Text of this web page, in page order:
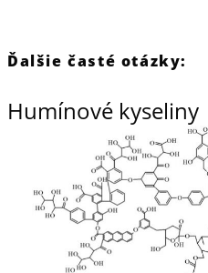
Ďalšie časté otázky:
Humínové kyseliny